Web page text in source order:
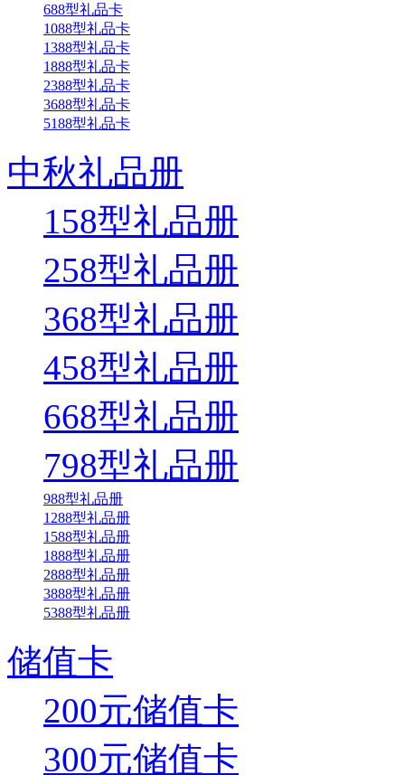
688型礼品卡
1088型礼品卡
1388型礼品卡
1888型礼品卡
2388型礼品卡
3688型礼品卡
5188型礼品卡
中秋礼品册
158型礼品册
258型礼品册
368型礼品册
458型礼品册
668型礼品册
798型礼品册
988型礼品册
1288型礼品册
1588型礼品册
1888型礼品册
2888型礼品册
3888型礼品册
5388型礼品册
储值卡
200元储值卡
300元储值卡